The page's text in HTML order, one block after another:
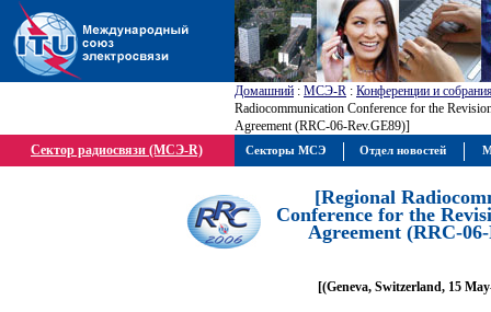
Домашний : МСЭ-R : Конференции и
Radiocommunication Conference for the
Agreement (RRC-06-Rev.GE89)]
Сектор радиосвязи (МСЭ-R)
[Regional
Conference for the
Agreement (RRC-
[(Geneva, Switzerland, 15
Секторы МСЭ Отдел новостей